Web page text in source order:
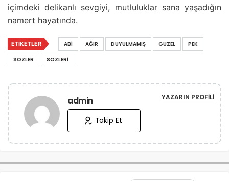
içimdeki delikanlı sevgiyi, mutluluklar sana yaşadığın
namert hayatında.
ETIKETLER ABI AĞIR DUYULMAMIŞ GUZEL
PEK
SOZLER
SOZLERI
admin YAZARIN PROFILI
Takip Et